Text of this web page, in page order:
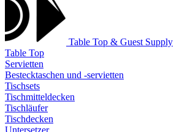
Table Top & Guest Supply
Table Top
Servietten
Bestecktaschen und -servietten
Tischsets
Tischmitteldecken
Tischläufer
Tischdecken